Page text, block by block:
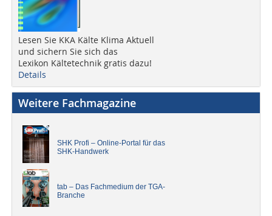
Lesen Sie KKA Kälte Klima Aktuell
und sichern Sie sich das
Lexikon Kältetechnik gratis dazu!
Details
Weitere Fachmagazine
SHK Profi – Online-Portal für das
SHK-Handwerk
tab – Das Fachmedium der TGA-
Branche